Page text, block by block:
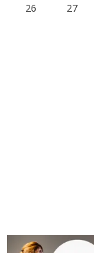
26
27